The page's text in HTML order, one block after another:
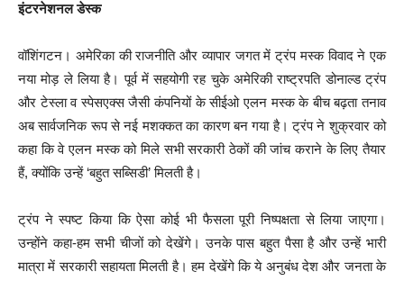
इंटरनेशनल डेस्क
वॉशिंगटन। अमेरिका की राजनीति और व्यापार जगत में ट्रंप मस्क विवाद ने एक
नया मोड़ ले लिया है। पूर्व में सहयोगी रह चुके अमेरिकी राष्ट्रपति डोनाल्ड ट्रंप
और टेस्ला व स्पेसएक्स जैसी कंपनियों के सीईओ एलन मस्क के बीच बढ़ता तनाव
अब सार्वजनिक रूप से नई मशक्कत का कारण बन गया है। ट्रंप ने शुक्रवार को
कहा कि वे एलन मस्क को मिले सभी सरकारी ठेकों की जांच कराने के लिए तैयार
हैं, क्योंकि उन्हें ‘बहुत सब्सिडी’ मिलती है।
ट्रंप ने स्पष्ट किया कि ऐसा कोई भी फैसला पूरी निष्पक्षता से लिया जाएगा।
उन्होंने कहा-हम सभी चीजों को देखेंगे। उनके पास बहुत पैसा है और उन्हें भारी
मात्रा में सरकारी सहायता मिलती है। हम देखेंगे कि ये अनुबंध देश और जनता के